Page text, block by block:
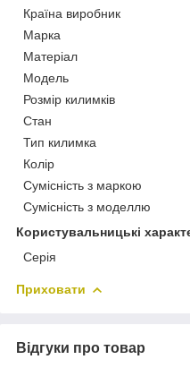
Країна виробник
Марка
Матеріал
Модель
Розмір килимків
Стан
Тип килимка
Колір
Сумісність з маркою
Сумісність з моделлю
Користувальницькі
Серія
Приховати
Відгуки про товар